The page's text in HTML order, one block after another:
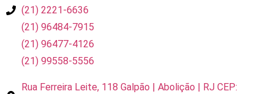
(21) 2221-6636
(21) 96484-7915
(21) 96477-4126
(21) 99558-5556
Rua Ferreira Leite, 118 Galpão | Abolição | RJ CEP: